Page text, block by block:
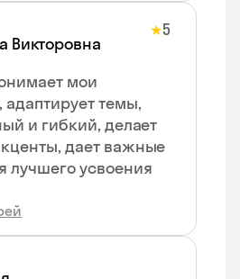
Викторовна
★5
мои
темы,
и гибкий, делает
дает важные
лучшего усвоения